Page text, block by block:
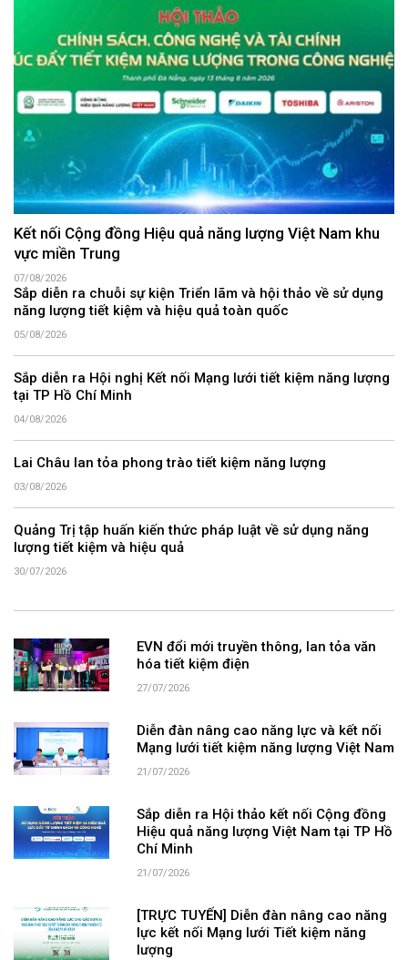
Kết nối Cộng đồng Hiệu quả năng lượng Việt Nam khu
vực miền Trung
07/08/2026
Sắp diễn ra chuỗi sự kiện Triển lãm và hội thảo về sử dụng
năng lượng tiết kiệm và hiệu quả toàn quốc
05/08/2026
Sắp diễn ra Hội nghị Kết nối Mạng lưới tiết kiệm năng lượng
tại TP Hồ Chí Minh
04/08/2026
Lai Châu lan tỏa phong trào tiết kiệm năng lượng
03/08/2026
Quảng Trị tập huấn kiến thức pháp luật về sử dụng năng
lượng tiết kiệm và hiệu quả
30/07/2026
EVN đổi mới truyền thông, lan tỏa văn
hóa tiết kiệm điện
27/07/2026
Diễn đàn nâng cao năng lực và kết nối
Mạng lưới tiết kiệm năng lượng Việt Nam
21/07/2026
Sắp diễn ra Hội thảo kết nối Cộng đồng
Hiệu quả năng lượng Việt Nam tại TP Hồ
Chí Minh
21/07/2026
[TRỰC TUYẾN] Diễn đàn nâng cao năng
lực kết nối Mạng lưới Tiết kiệm năng
lượng